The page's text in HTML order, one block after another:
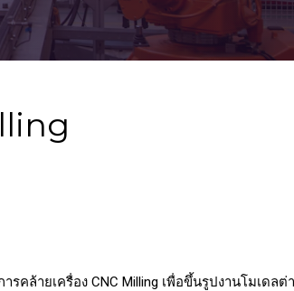
คล้ายเครื่อง CNC Milling เพื่อขึ้นรูปงานโมเดลต่